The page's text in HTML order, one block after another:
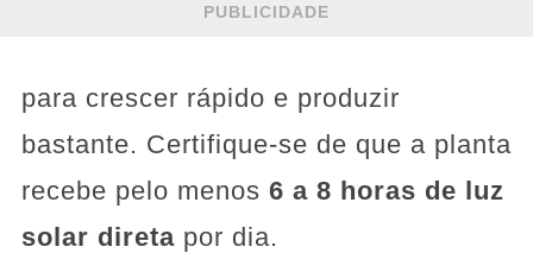
PUBLICIDADE
para crescer rápido e produzir
bastante. Certifique-se de que a planta
recebe pelo menos 6 a 8 horas de luz
solar diretapor dia.